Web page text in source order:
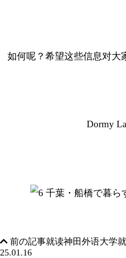
如何呢？希望这些信息对大
Dormy
前の記事就读神田外语大学
25.01.16